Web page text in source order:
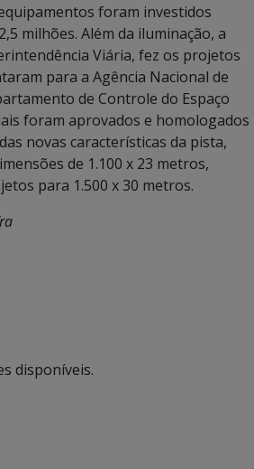
foram investidos
milhões. Além da iluminação, a
Viária, fez os projetos
para a Agência Nacional de
de Controle do Espaço
foram aprovados e homologados
novas características da pista,
de 1.100 x 23 metros,
para 1.500 x 30 metros.
disponíveis.